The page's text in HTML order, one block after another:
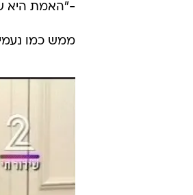
-"האמת היא
ממש כמו